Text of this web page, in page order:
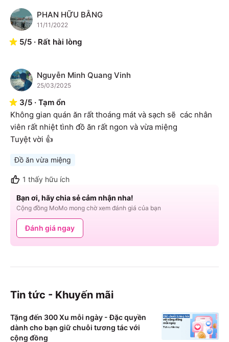
P PHAN HỮU BẰNG
11/11/2022
5/5 · Rất hài lòng
N Nguyễn Minh Quang Vinh
25/03/2025
3/5 · Tạm ổn
Không gian quán ăn rất thoáng mát và sạch sẽ  các nhân
viên rất nhiệt tình đồ ăn rất ngon và vừa miệng
Tuyệt vời 👍
Đồ ăn vừa miệng
1 thấy hữu ích
Bạn ơi, hãy chia sẻ cảm nhận nha!
Cộng đồng MoMo mong chờ xem đánh giá của bạn
Đánh giá ngay
Tin tức - Khuyến mãi
Tặng đến 300 Xu mỗi ngày - Đặc quyền
dành cho bạn giữ chuỗi tương tác với
cộng đồng